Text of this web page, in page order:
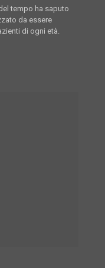
tempo ha saputo
da essere
di ogni età.